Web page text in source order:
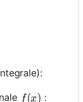
f(t) d t
f(x)
f(x) :